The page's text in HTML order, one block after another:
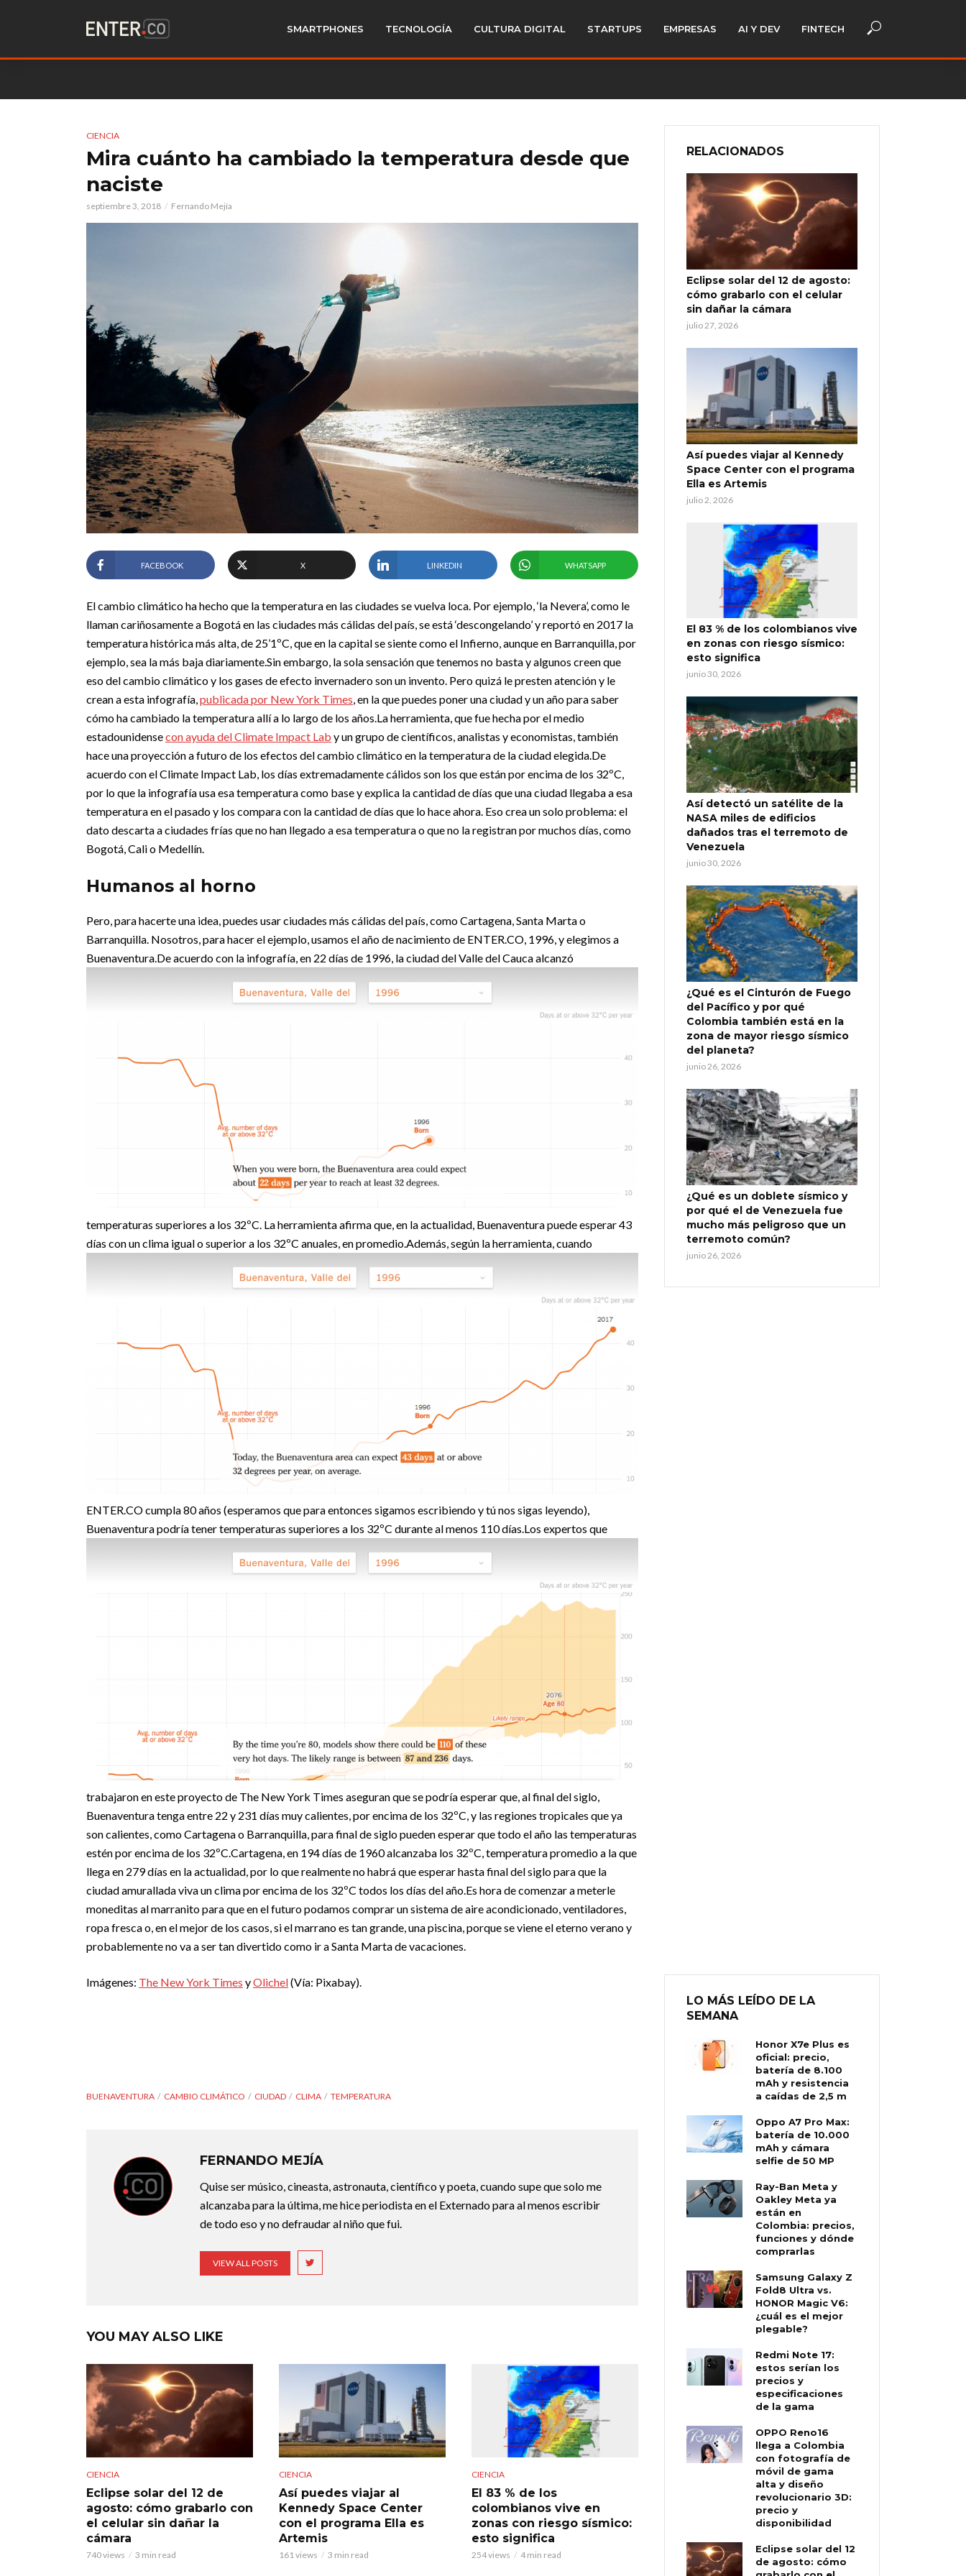
SMARTPHONES TECNOLOGÍA CULTURA DIGITAL STARTUPS EMPRESAS AI Y DEV FINTECH
CIENCIA
Mira cuánto ha cambiado la temperatura desde que
naciste
septiembre 3, 2018 Fernando Mejía
FACEBOOK X LINKEDIN WHATSAPP
El cambio climático ha hecho que la temperatura en las ciudades se vuelva loca. Por ejemplo, ‘la Nevera’, como le
llaman cariñosamente a Bogotá en las ciudades más cálidas del país, se está ‘descongelando’ y reportó en 2017 la
temperatura histórica más alta, de 25’1ºC, que en la capital se siente como el Infierno, aunque en Barranquilla, por
ejemplo, sea la más baja diariamente.Sin embargo, la sola sensación que tenemos no basta y algunos creen que
eso del cambio climático y los gases de efecto invernadero son un invento. Pero quizá le presten atención y le
crean a esta infografía,publicada por New York Times, en la que puedes poner una ciudad y un año para saber
cómo ha cambiado la temperatura allí a lo largo de los años.La herramienta, que fue hecha por el medio
estadounidensecon ayuda del Climate Impact Lab y un grupo de científicos, analistas y economistas, también
hace una proyección a futuro de los efectos del cambio climático en la temperatura de la ciudad elegida.De
acuerdo con el Climate Impact Lab, los días extremadamente cálidos son los que están por encima de los 32ºC,
por lo que la infografía usa esa temperatura como base y explica la cantidad de días que una ciudad llegaba a esa
temperatura en el pasado y los compara con la cantidad de días que lo hace ahora. Eso crea un solo problema: el
dato descarta a ciudades frías que no han llegado a esa temperatura o que no la registran por muchos días, como
Bogotá, Cali o Medellín.
Humanos al horno
Pero, para hacerte una idea, puedes usar ciudades más cálidas del país, como Cartagena, Santa Marta o
Barranquilla. Nosotros, para hacer el ejemplo, usamos el año de nacimiento de ENTER.CO, 1996, y elegimos a
Buenaventura.De acuerdo con la infografía, en 22 días de 1996, la ciudad del Valle del Cauca alcanzó
temperaturas superiores a los 32ºC. La herramienta afirma que, en la actualidad, Buenaventura puede esperar 43
días con un clima igual o superior a los 32ºC anuales, en promedio. Además, según la herramienta, cuando
ENTER.CO cumpla 80 años (esperamos que para entonces sigamos escribiendo y tú nos sigas leyendo),
Buenaventura podría tener temperaturas superiores a los 32ºC durante al menos 110 días. Los expertos que
trabajaron en este proyecto de The New York Times aseguran que se podría esperar que, al final del siglo,
Buenaventura tenga entre 22 y 231 días muy calientes, por encima de los 32ºC, y las regiones tropicales que ya
son calientes, como Cartagena o Barranquilla, para final de siglo pueden esperar que todo el año las temperaturas
estén por encima de los 32ºC. Cartagena, en 194 días de 1960 alcanzaba los 32ºC, temperatura promedio a la que
llega en 279 días en la actualidad, por lo que realmente no habrá que esperar hasta final del siglo para que la
ciudad amurallada viva un clima por encima de los 32ºC todos los días del año. Es hora de comenzar a meterle
moneditas al marranito para que en el futuro podamos comprar un sistema de aire acondicionado, ventiladores,
ropa fresca o, en el mejor de los casos, si el marrano es tan grande, una piscina, porque se viene el eterno verano y
probablemente no va a ser tan divertido como ir a Santa Marta de vacaciones.
Imágenes: The New York Times yOlichel(Vía: Pixabay).
BUENAVENTURA CAMBIO CLIMÁTICO CIUDAD CLIMA TEMPERATURA
FERNANDO MEJÍA
Quise ser músico, cineasta, astronauta, científico y poeta, cuando supe que solo me
alcanzaba para la última, me hice periodista en el Externado para al menos escribir
de todo eso y no defraudar al niño que fui.
VIEW ALL POSTS
YOU MAY ALSO LIKE
CIENCIA
Eclipse solar del 12 de
agosto: cómo grabarlo con
el celular sin dañar la
cámara
740 views 3 min read
CIENCIA
Así puedes viajar al
Kennedy Space Center
con el programa Ella es
Artemis
161 views 3 min read
CIENCIA
El 83 % de los
colombianos vive en
zonas con riesgo sísmico:
esto significa
254 views 4 min read
RELACIONADOS
Eclipse solar del 12 de agosto:
cómo grabarlo con el celular
sin dañar la cámara
julio 27, 2026
Así puedes viajar al Kennedy
Space Center con el programa
Ella es Artemis
julio 2, 2026
El 83 % de los colombianos vive
en zonas con riesgo sísmico:
esto significa
junio 30, 2026
Así detectó un satélite de la
NASA miles de edificios
dañados tras el terremoto de
Venezuela
junio 30, 2026
¿Qué es el Cinturón de Fuego
del Pacífico y por qué
Colombia también está en la
zona de mayor riesgo sísmico
del planeta?
junio 26, 2026
¿Qué es un doblete sísmico y
por qué el de Venezuela fue
mucho más peligroso que un
terremoto común?
junio 26, 2026
LO MÁS LEÍDO DE LA
SEMANA
Honor X7e Plus es
oficial: precio,
batería de 8.100
mAh y resistencia
a caídas de 2,5 m
Oppo A7 Pro Max:
batería de 10.000
mAh y cámara
selfie de 50 MP
Ray-Ban Meta y
Oakley Meta ya
están en
Colombia: precios,
funciones y dónde
comprarlas
Samsung Galaxy Z
Fold8 Ultra vs.
HONOR Magic V6:
¿cuál es el mejor
plegable?
Redmi Note 17:
estos serían los
precios y
especificaciones
de la gama
OPPO Reno16
llega a Colombia
con fotografía de
móvil de gama
alta y diseño
revolucionario 3D:
precio y
disponibilidad
Eclipse solar del 12
de agosto: cómo